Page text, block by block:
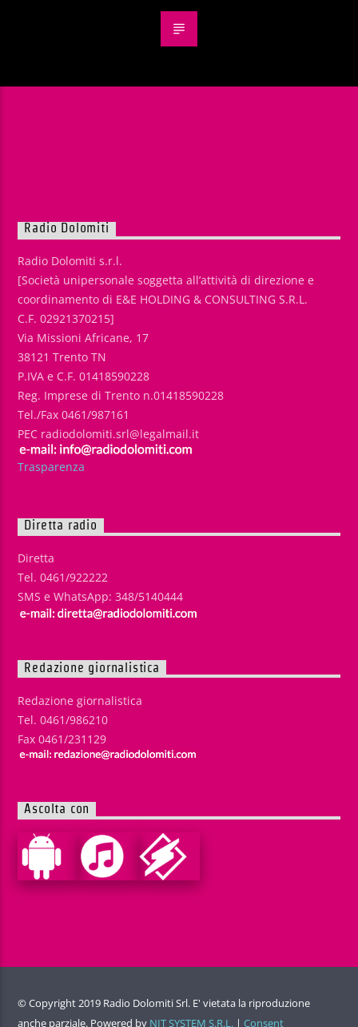
Radio Dolomiti
Radio Dolomiti s.r.l.
[Società unipersonale soggetta all’attività di direzione e
coordinamento di E&E HOLDING & CONSULTING S.R.L.
C.F. 02921370215]
Via Missioni Africane, 17
38121 Trento TN
P.IVA e C.F. 01418590228
Reg. Imprese di Trento n.01418590228
Tel./Fax 0461/987161
PEC radiodolomiti.srl@legalmail.it
Trasparenza
Diretta radio
Diretta
Tel. 0461/922222
SMS e WhatsApp: 348/5140444
Redazione giornalistica
Redazione giornalistica
Tel. 0461/986210
Fax 0461/231129
Ascolta con
© Copyright 2019 Radio Dolomiti Srl. E' vietata la riproduzione
anche parziale. Powered by NIT SYSTEM S.R.L. | Consent